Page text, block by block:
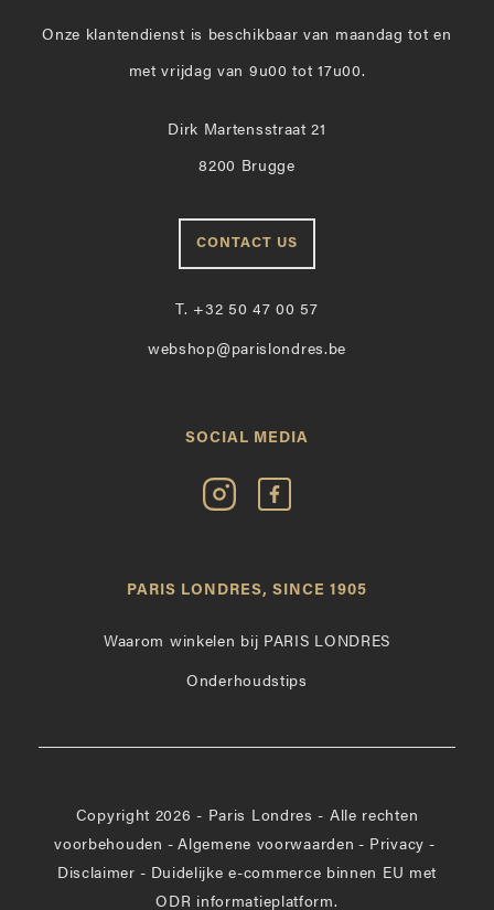
Onze klantendienst is beschikbaar van maandag tot en
met vrijdag van 9u00 tot 17u00.
Dirk Martensstraat 21
8200 Brugge
CONTACT US
T. +32 50 47 00 57
webshop@parislondres.be
SOCIAL MEDIA
Volg
Paris
Instagram
Vind
op
PARIS LONDRES, SINCE 1905
Waarom winkelen bij PARIS LONDRES
Onderhoudstips
Copyright 2026 - Paris Londres - Alle rechten
voorbehouden - Algemene voorwaarden - Privacy -
Disclaimer - Duidelijke e-commerce binnen EU met
ODR informatieplatform.